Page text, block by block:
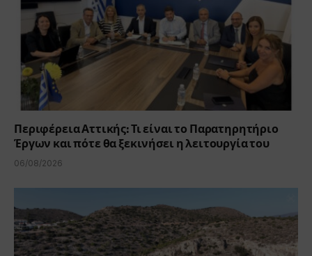
Περιφέρεια Αττικής: Τι είναι το Παρατηρητήριο
Έργων και πότε θα ξεκινήσει η λειτουργία του
06/08/2026